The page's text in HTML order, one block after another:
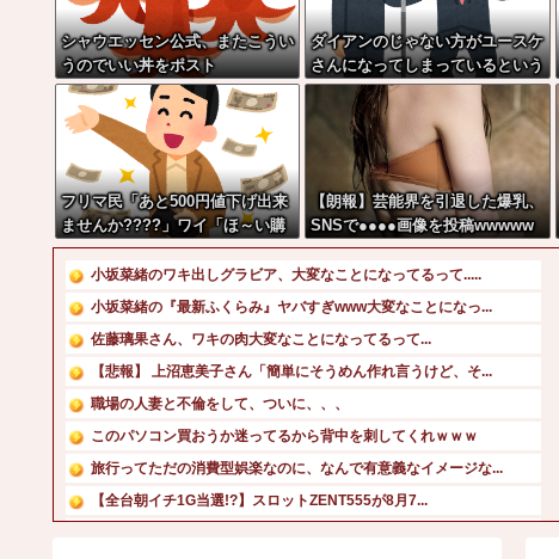
シャウエッセン公式、またこうい
うのでいい丼をポスト
ダイアンのじゃない方がユースケ
さんになってしまっているという
事実←これ
フリマ民「あと500円値下げ出来
ませんか????」ワイ「ほ～い購
入ｗ」
【朗報】芸能界を引退した爆乳、
SNSで●●●●画像を投稿wwwww
w
小坂菜緒のワキ出しグラビア、大変なことになってるって.....
小坂菜緒の『最新ふくらみ』ヤバすぎwww大変なことになっ...
佐藤璃果さん、ワキの肉大変なことになってるって...
【悲報】 上沼恵美子さん「簡単にそうめん作れ言うけど、そ...
職場の人妻と不倫をして、ついに、、、
このパソコン買おうか迷ってるから背中を刺してくれｗｗｗ
旅行ってただの消費型娯楽なのに、なんで有意義なイメージな...
【全台朝イチ1G当選!?】スロットZENT555が8月7...